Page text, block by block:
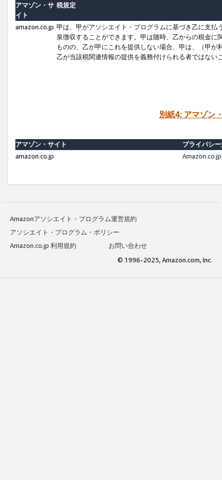
アマゾン・サ
イト
税規定
amazon.co.jp 甲は、甲がアソシエイト・プログラムに基づき乙に支
泉徴収することができます。甲は随時、乙からの税金
ものの、乙が甲にこれを提供しない場合、甲は、（甲
乙が当該税関連情報の提供を義務付けられる者ではな
別紙4: アマゾン
アマゾン・サイト
プライバシ
amazon.co.jp
Amazonアソシエイト・プログラム運営規約
アソシエイト・プログラム・ポリシー
Amazon.co.jp 利用規約
お問い合わせ
© 1996-2025, Amazon.com, Inc.